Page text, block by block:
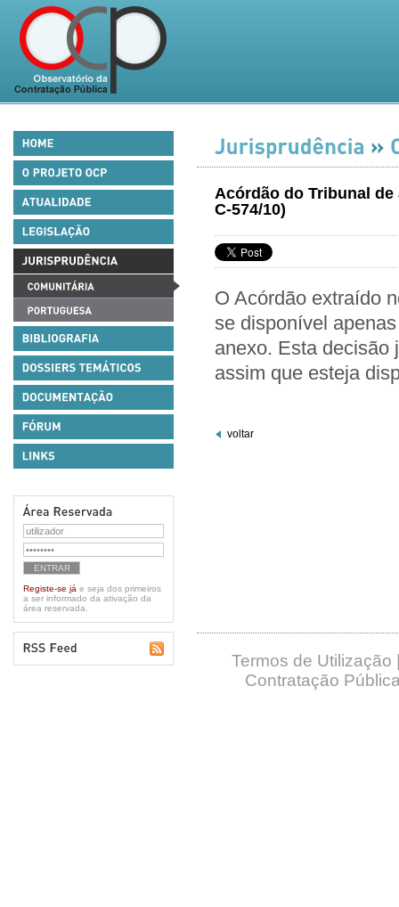
Registe-se já e seja dos primeiros
a ser informado da ativação da
área reservada.
Acórdão do Tribunal de
C-574/10)
O Acórdão extraído
se disponível
anexo. Esta decisão
assim que esteja
voltar
Termos de Utilização
Contratação